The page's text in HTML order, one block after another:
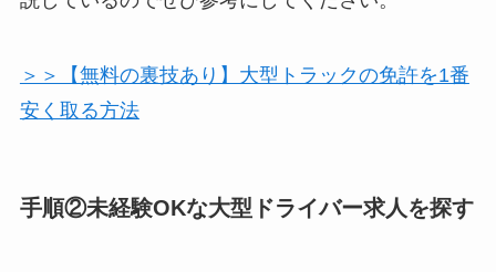
＞＞【無料の裏技あり】大型トラックの免許を1番
安く取る方法
手順②未経験OKな大型ドライバー求人を探す